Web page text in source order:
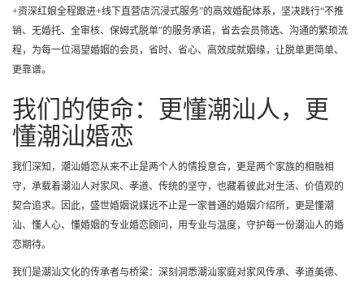
+资深红娘全程跟进+线下直营店沉浸式服务”的高效婚配体系，坚决践行“不推
销、无婚托、全审核、保姆式脱单”的服务承诺，省去会员筛选、沟通的繁琐流
程，为每一位渴望婚姻的会员，省时、省心、高效成就姻缘，让脱单更简单、
更靠谱。
我们的使命：更懂潮汕人，更
懂潮汕婚恋
我们深知，潮汕婚恋从来不止是两个人的情投意合，更是两个家族的相融相
守，承载着潮汕人对家风、孝道、传统的坚守，也藏着彼此对生活、价值观的
契合追求。因此，盛世婚姻说媒远不止是一家普通的婚姻介绍所，更是懂潮
汕、懂人心、懂婚姻的专业婚恋顾问，用专业与温度，守护每一份潮汕人的婚
恋期待。
我们是潮汕文化的传承者与桥梁：深刻洞悉潮汕家庭对家风传承、孝道美德、